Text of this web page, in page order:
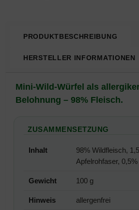
PRODUKTBESCHREIBUNG
HERSTELLER INFORMATIONEN
Produktbeschreibung
Mini-Wild-Würfel als
Belohnung – 98% Fleisch.
ZUSAMMENSETZUNG
Inhalt
98% Wildfleisch,
Apfelrohfaser,
Gewicht 100 g
Hinweis allergenfrei